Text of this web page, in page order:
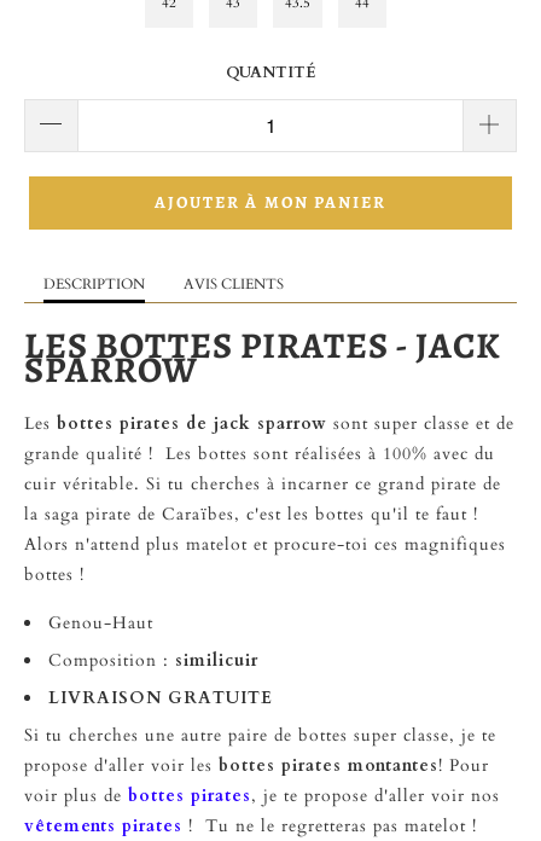
QUANTITÉ
AJOUTER À MON PANIER
DESCRIPTION AVIS CLIENTS
LES BOTTES PIRATES - JACK
SPARROW
Les bottes pirates de jack sparrow sont super classe et de
grande qualité ! Les bottes sont réalisées à 100% avec du
cuir véritable. Si tu cherches à incarner ce grand pirate de
la saga pirate de Caraïbes, c'est les bottes qu'il te faut !
Alors n'attend plus matelot et procure-toi ces magnifiques
bottes !
Genou-Haut
Composition : similicuir
LIVRAISON GRATUITE
Si tu cherches une autre paire de bottes super classe, je te
propose d'aller voir les bottes pirates montantes! Pour
voir plus de bottes pirates, je te propose d'aller voir nos
vêtements pirates ! Tu ne le regretteras pas matelot !